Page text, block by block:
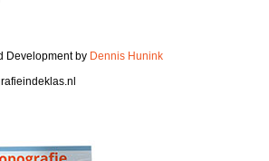
Development by Dennis Hunink